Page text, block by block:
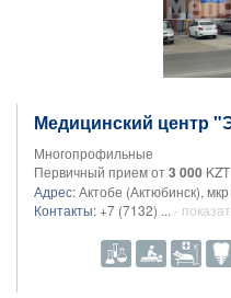
Медицинский центр
Многопрофильные
Первичный прием от3 000 KZT
Адрес:Актобе (Актюбинск),
Контакты: +7 (7132) ... -